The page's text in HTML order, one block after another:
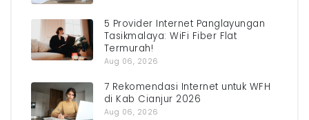
5 Provider Internet Panglayungan
Tasikmalaya: WiFi Fiber Flat
Termurah!
Aug 06, 2026
7 Rekomendasi Internet untuk WFH
di Kab Cianjur 2026
Aug 06, 2026